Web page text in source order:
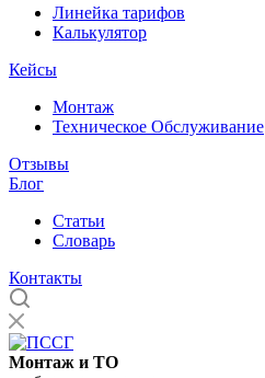
Линейка тарифов
Калькулятор
Кейсы
Монтаж
Техническое Обслуживание
Отзывы
Блог
Статьи
Словарь
Контакты
Монтаж и ТО